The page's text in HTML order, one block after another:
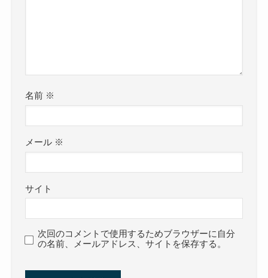
名前 ※
メール ※
サイト
次回のコメントで使用するためブラウザーに自分
の名前、メールアドレス、サイトを保存する。